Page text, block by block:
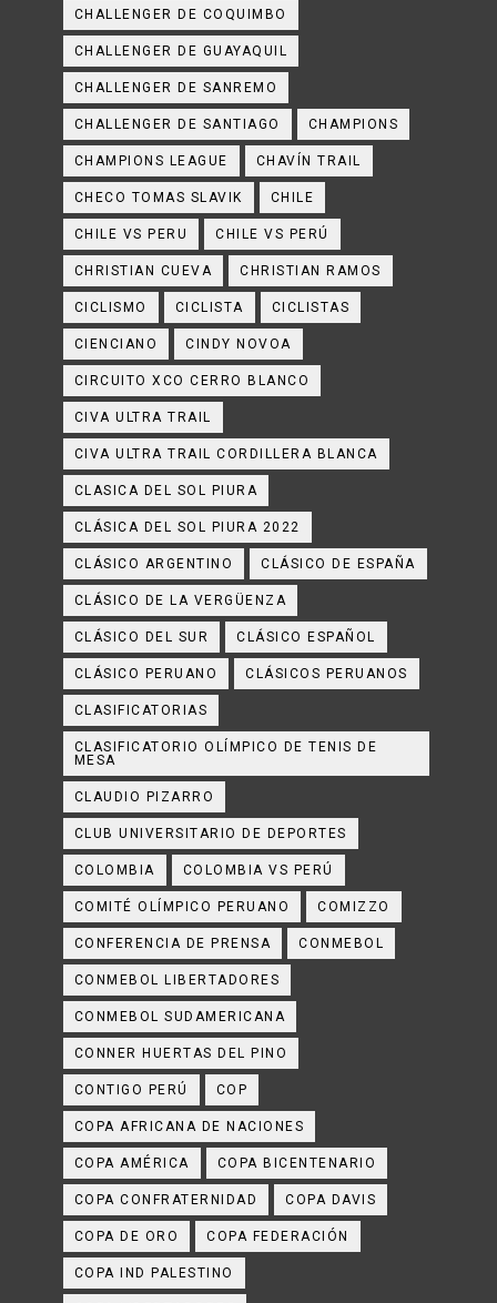
CHALLENGER DE COQUIMBO
CHALLENGER DE GUAYAQUIL
CHALLENGER DE SANREMO
CHALLENGER DE SANTIAGO CHAMPIONS
CHAMPIONS LEAGUE CHAVÍN TRAIL
CHECO TOMAS SLAVIK CHILE
CHILE VS PERU CHILE VS PERÚ
CHRISTIAN CUEVA CHRISTIAN RAMOS
CICLISMO CICLISTA CICLISTAS
CIENCIANO CINDY NOVOA
CIRCUITO XCO CERRO BLANCO
CIVA ULTRA TRAIL
CIVA ULTRA TRAIL CORDILLERA BLANCA
CLASICA DEL SOL PIURA
CLÁSICA DEL SOL PIURA 2022
CLÁSICO ARGENTINO CLÁSICO DE ESPAÑA
CLÁSICO DE LA VERGÜENZA
CLÁSICO DEL SUR CLÁSICO ESPAÑOL
CLÁSICO PERUANO CLÁSICOS PERUANOS
CLASIFICATORIAS
CLASIFICATORIO OLÍMPICO DE TENIS DE
MESA
CLAUDIO PIZARRO
CLUB UNIVERSITARIO DE DEPORTES
COLOMBIA COLOMBIA VS PERÚ
COMITÉ OLÍMPICO PERUANO COMIZZO
CONFERENCIA DE PRENSA CONMEBOL
CONMEBOL LIBERTADORES
CONMEBOL SUDAMERICANA
CONNER HUERTAS DEL PINO
CONTIGO PERÚ COP
COPA AFRICANA DE NACIONES
COPA AMÉRICA COPA BICENTENARIO
COPA CONFRATERNIDAD COPA DAVIS
COPA DE ORO COPA FEDERACIÓN
COPA IND PALESTINO